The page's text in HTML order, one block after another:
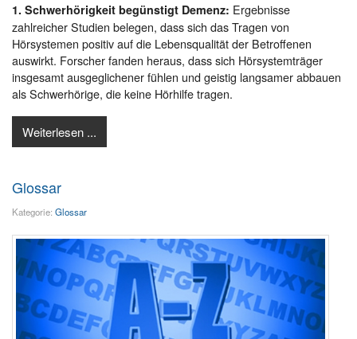
1. Schwerhörigkeit begünstigt Demenz: Ergebnisse
zahlreicher Studien belegen, dass sich das Tragen von
Hörsystemen positiv auf die Lebensqualität der Betroffenen
auswirkt. Forscher fanden heraus, dass sich Hörsystemträger
insgesamt ausgeglichener fühlen und geistig langsamer abbauen
als Schwerhörige, die keine Hörhilfe tragen.
Weiterlesen ...
Glossar
Kategorie: Glossar